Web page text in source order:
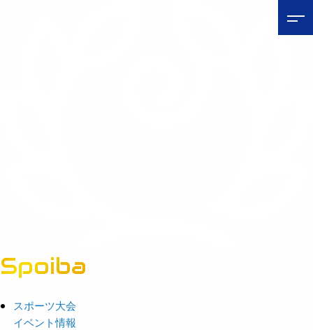
Spoiba
スポーツ大会
イベント情報